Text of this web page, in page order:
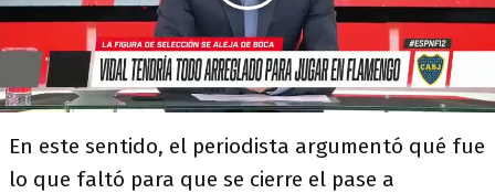
En este sentido, el periodista argumentó qué fue
lo que faltó para que se cierre el pase a